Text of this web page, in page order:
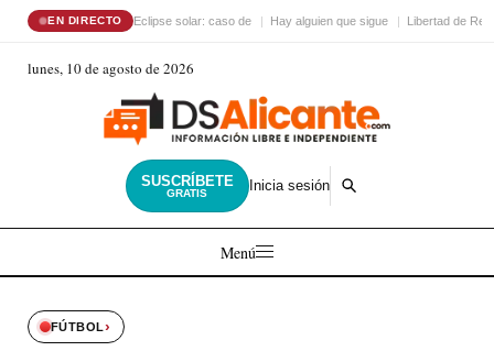
EN DIRECTO Eclipse solar: caso de Hay alguien que sigue Libertad de
lunes, 10 de agosto de 2026
SUSCRÍBETE
GRATIS Inicia sesión
Menú
FÚTBOL›